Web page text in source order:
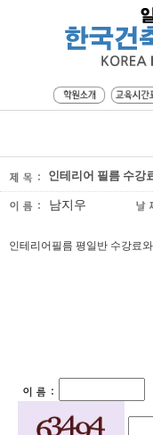
인테리어 필름 수강
남지우
인테리어필름 평일반 수강료